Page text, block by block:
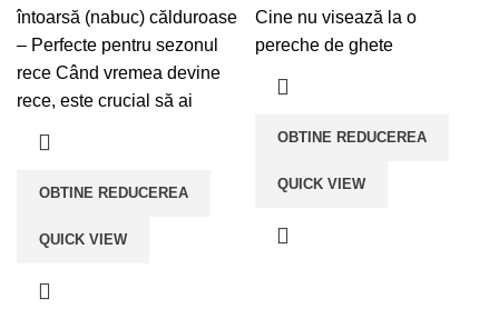
a
fost:
lei210,00.
este:
lei179,99.
întoarsă (nabuc) călduroase
– Perfecte pentru sezonul
rece Când vremea devine
rece, este crucial să ai
OBTINE REDUCEREA
QUICK VIEW
Cine nu visează la o
pereche de ghete
OBTINE REDUCEREA
QUICK VIEW